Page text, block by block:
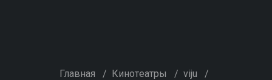
Главная / Кинотеатры / viju /